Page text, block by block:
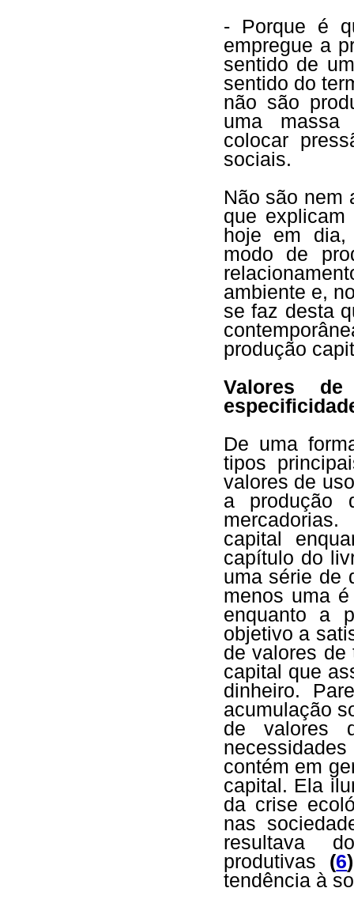
- Porque é
empregue a
sentido de
sentido do
não são
uma massa
colocar
sociais.
Não são nem
que
hoje em
modo de
ambiente e,
se faz desta
produção
Valores
De uma
tipos
valores de
a produção
capital
capítulo do
uma série de
menos uma
enquanto a
objetivo a
de valores de
capital que
dinheiro.
acumulação
de valores
contém em
capital. Ela
da crise
nas
resultava
produtivas (6)
tendência à